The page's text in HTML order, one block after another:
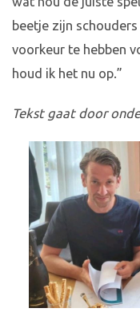
beetje zijn
voorkeur te hebben
houd ik het nu op.”
Tekst gaat door